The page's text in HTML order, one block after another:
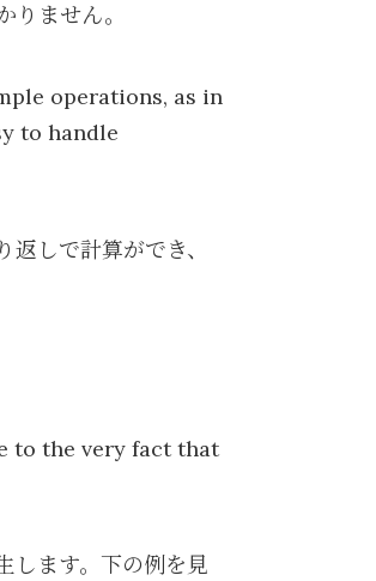
ません。
operations, as in
to handle
しで計算ができ、
to the very fact that
します。下の例を見